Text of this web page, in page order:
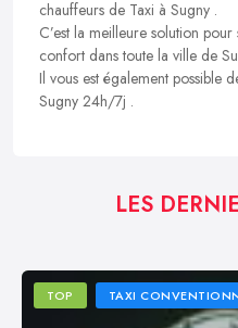
chauffeurs de Taxi à Sugny .
C’est la meilleure solution
confort dans toute la ville de
Il vous est également possible
Sugny 24h/7j .
LES
TOP TAXI